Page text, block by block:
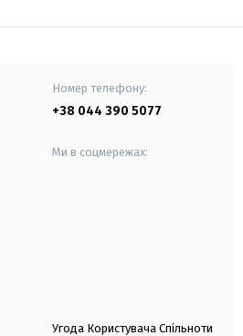
Номер телефону:
+38 044 390 5077
Ми в соцмережах:
Угода Користувача Спільноти